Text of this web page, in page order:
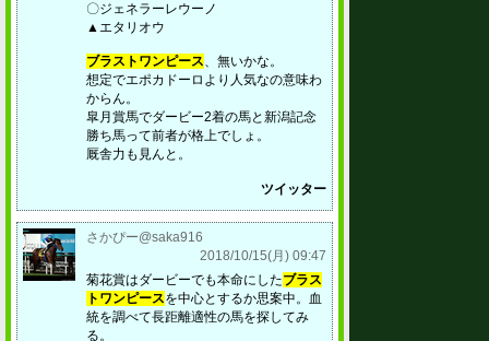
〇ジェネラーレウーノ
▲エタリオウ
ブラストワンピース、無いかな。
想定でエポカドーロより人気なの意味わ
からん。
皐月賞馬でダービー2着の馬と新潟記念
勝ち馬って前者が格上でしょ。
厩舎力も見んと。
ツイッター
さかぴー@saka916
2018/10/15(月) 09:47
菊花賞はダービーでも本命にしたブラス
トワンピースを中心とするか思案中。血
統を調べて長距離適性の馬を探してみ
る。